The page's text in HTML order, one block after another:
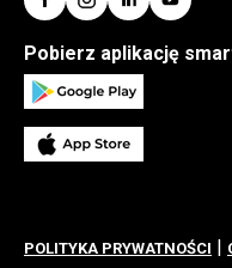
Pobierz aplikację
POLITYKA PRYWATNOŚCI |